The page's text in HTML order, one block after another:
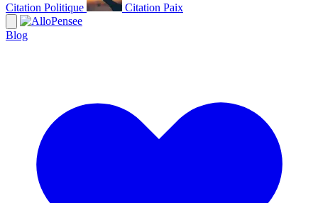
Citation Politique Citation Paix
Blog